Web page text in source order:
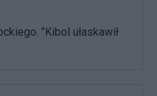
"Kibol ułaskawił